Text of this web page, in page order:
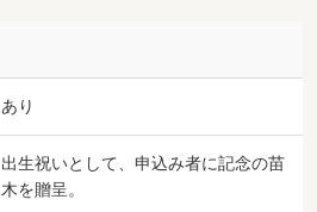
あり
出生祝いとして、申込み者に記念の苗
木を贈呈。